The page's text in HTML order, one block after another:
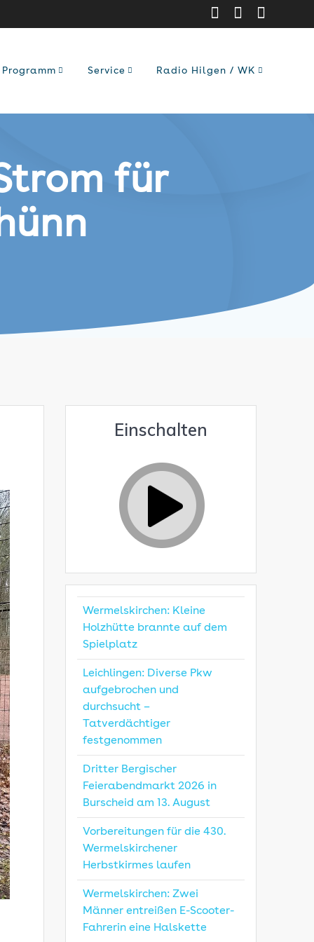
Programm Service Radio Hilgen / WK
für
Einschalten
Wermelskirchen: Kleine
Holzhütte brannte auf dem
Spielplatz
Leichlingen: Diverse Pkw
aufgebrochen und
durchsucht –
Tatverdächtiger
festgenommen
Dritter Bergischer
Feierabendmarkt 2026 in
Burscheid am 13. August
Vorbereitungen für die 430.
Wermelskirchener
Herbstkirmes laufen
Wermelskirchen: Zwei
Männer entreißen E-Scooter-
Fahrerin eine Halskette